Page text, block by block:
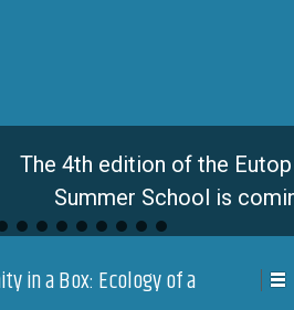
of the Eutopia Doctoral
School is coming soon
in a Box: Ecology of a